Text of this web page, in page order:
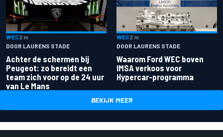
WEC2 m
DOOR LAURENS STADE
Achter de schermen bij
Peugeot: zo bereidt een
team zich voor op de 24 uur
van Le Mans
WEC2 m
DOOR LAURENS STADE
Waarom Ford WEC boven
IMSA verkoos voor
Hypercar-programma
BEKIJK MEER